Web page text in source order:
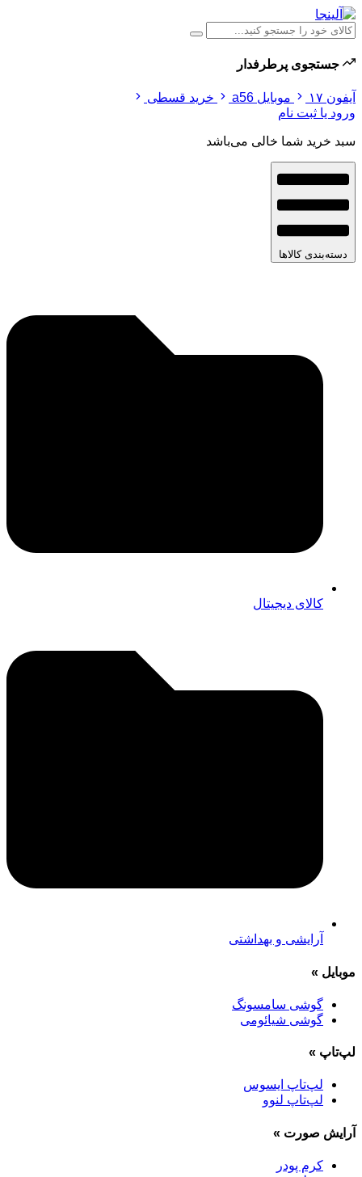
جستجوی پرطرفدار
آیفون ۱۷ موبایل a56
خرید قسطی
ورود یا ثبت نام
سبد خرید شما خالی می‌باشد
دسته‌بندی کالاها
کالای دیجیتال
آرایشی و بهداشتی
موبایل »
گوشی سامسونگ
گوشی شیائومی
لپ‌تاپ »
لپ‌تاپ ایسوس
لپ‌تاپ لنوو
آرایش صورت »
کرم پودر